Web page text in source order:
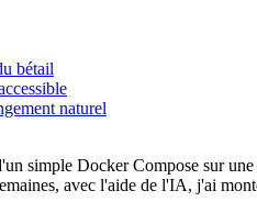
bétail
naturel
simple Docker Compose sur
avec l'aide de l'IA, j'ai